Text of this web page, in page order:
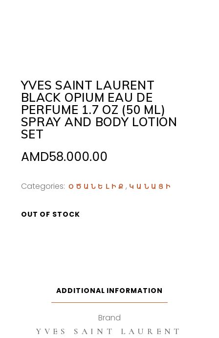
YVES SAINT LAURENT
BLACK OPIUM EAU DE
PERFUME 1.7 OZ (50 ML)
SPRAY AND BODY LOTION
SET
AMD58.000.00
Categories: ՕԾԱՆԵԼԻՔ, ԿԱՆԱՑԻ
OUT OF STOCK
ADDITIONAL INFORMATION
Brand
YVES SAINT LAURENT